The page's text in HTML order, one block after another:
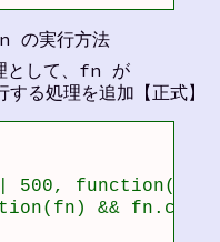
の実行方法
して、fn が
処理を追加【正式】
500, function(){
&&